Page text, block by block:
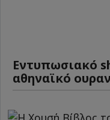
Εντυπωσιακό
αθηναϊκό